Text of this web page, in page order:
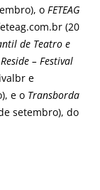
o FETEAG
(20
de Teatro e
Reside – Festival
e
e o Transborda
setembro), do